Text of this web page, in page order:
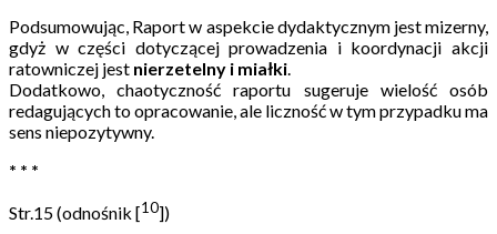
Podsumowując, Raport w aspekcie dydaktycznym jest mizerny,
gdyż w części dotyczącej prowadzenia i koordynacji akcji
ratowniczej jest nierzetelny i miałki.
Dodatkowo, chaotyczność raportu sugeruje wielość osób
redagujących to opracowanie, ale liczność w tym przypadku ma
sens niepozytywny.
* * *
Str.15 (odnośnik [10])